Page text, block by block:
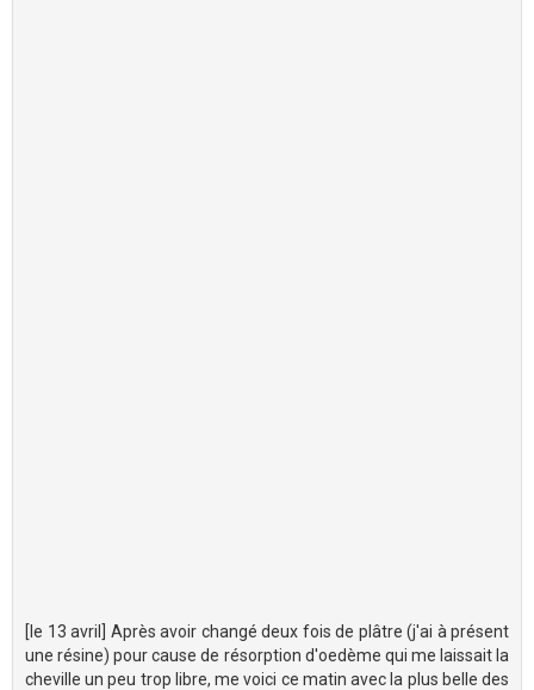
[le 13 avril] Après avoir changé deux fois de plâtre (j'ai à présent
une résine) pour cause de résorption d'oedème qui me laissait la
cheville un peu trop libre, me voici ce matin avec la plus belle des